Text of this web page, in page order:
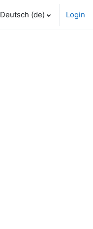
Deutsch ‎(de)‎ Login